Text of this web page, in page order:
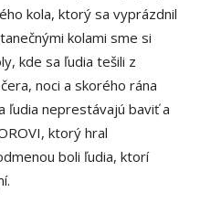
kola, ktorý sa vyprázdnil
kolami sme si
kde sa ľudia tešili z
noci a skorého rána
ľudia neprestávajú baviť a
ktorý hral
boli ľudia, ktorí